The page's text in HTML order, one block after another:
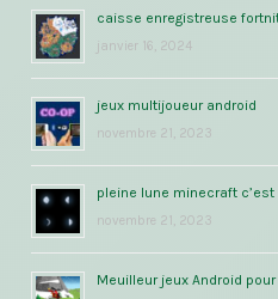
caisse enregistreuse
janvier 16, 2024
jeux multijoueur android
novembre 21, 2023
pleine lune minecraft c’est
novembre 21, 2023
Meuilleur jeux Android